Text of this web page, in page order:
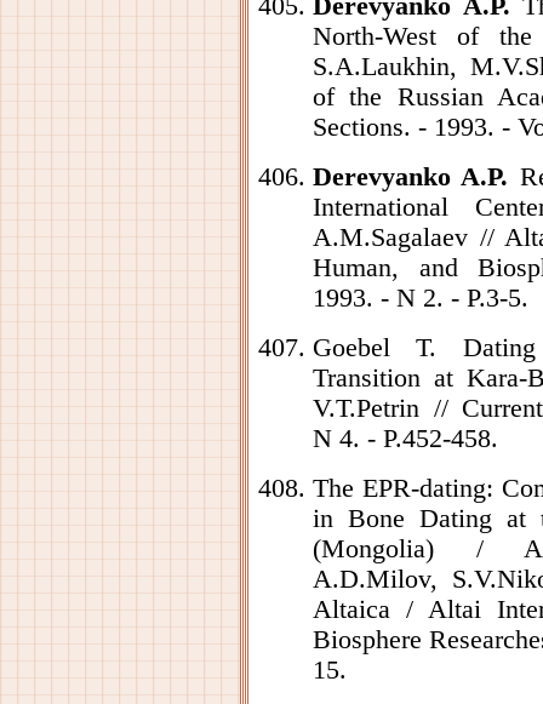
Derevyanko A.P.
North-West of
S.A.Laukhin,
of the Russian
Sections. - 1993. -
Derevyanko A.P.
International
A.M.Sagalaev //
Human, and
1993. - N 2. - P.3-5.
Goebel T. Dating
Transition at
V.T.Petrin //
N 4. - P.452-458.
The EPR-dating:
in Bone Dating at
(Mongolia) /
A.D.Milov,
Altaica / Altai
Biosphere
15.